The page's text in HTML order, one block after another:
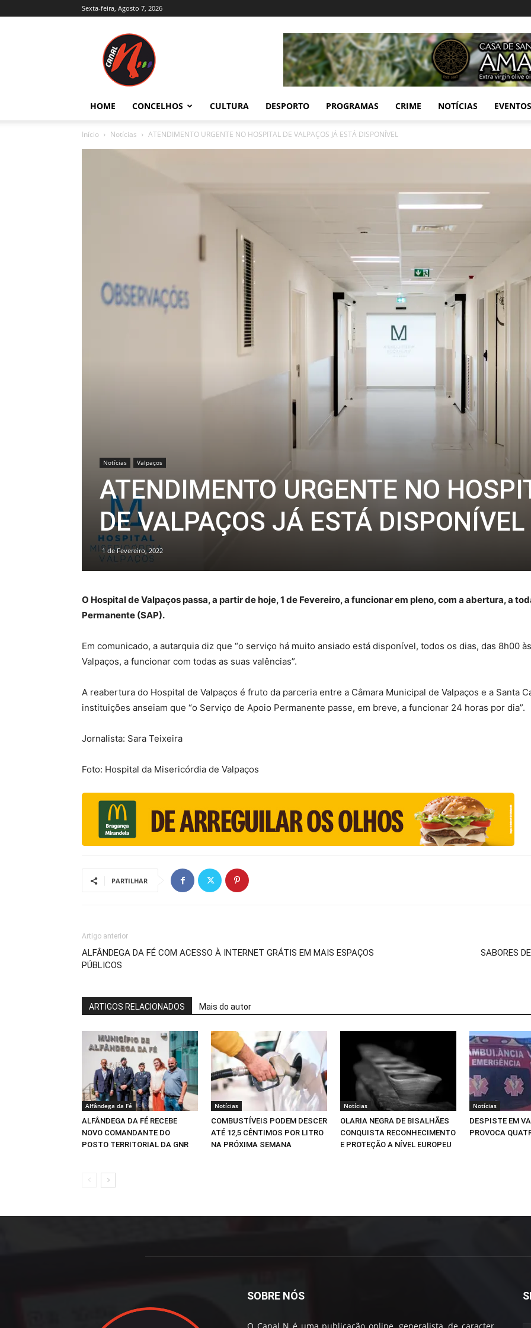
Sexta-feira, Agosto 7, 2026
Trás-
e
Alto
HOME CONCELHOS CULTURA DESPORTO PROGRAMAS CRIME NOTÍCIAS EVENTOS
Início Notícias ATENDIMENTO URGENTE NO HOSPITAL DE VALPAÇOS JÁ ESTÁ DISPONÍVEL
Notícias Valpaços
ATENDIMENTO URGENTE NO
DE VALPAÇOS JÁ ESTÁ DISPONÍVEL
1 de Fevereiro, 2022
O Hospital de Valpaços passa, a partir de hoje, 1 de Fevereiro, a funcionar em pleno, com a abertura, a
Permanente (SAP).
Em comunicado, a autarquia diz que “o serviço há muito ansiado está disponível, todos os dias, das 8h00
Valpaços, a funcionar com todas as suas valências”.
A reabertura do Hospital de Valpaços é fruto da parceria entre a Câmara Municipal de Valpaços e a Santa
instituições anseiam que “o Serviço de Apoio Permanente passe, em breve, a funcionar 24 horas por dia”.
Jornalista: Sara Teixeira
Foto: Hospital da Misericórdia de Valpaços
PARTILHAR
Artigo anterior
ALFÂNDEGA DA FÉ COM ACESSO À INTERNET GRÁTIS EM MAIS ESPAÇOS
PÚBLICOS
SABORES
ARTIGOS RELACIONADOS Mais do autor
Alfândega da Fé
ALFÂNDEGA DA FÉ RECEBE
NOVO COMANDANTE DO
POSTO TERRITORIAL DA GNR
Notícias
COMBUSTÍVEIS PODEM DESCER
ATÉ 12,5 CÊNTIMOS POR LITRO
NA PRÓXIMA SEMANA
Notícias
OLARIA NEGRA DE BISALHÃES
CONQUISTA RECONHECIMENTO
E PROTEÇÃO A NÍVEL EUROPEU
Notícias
DESPISTE EM
PROVOCA
SOBRE NÓS